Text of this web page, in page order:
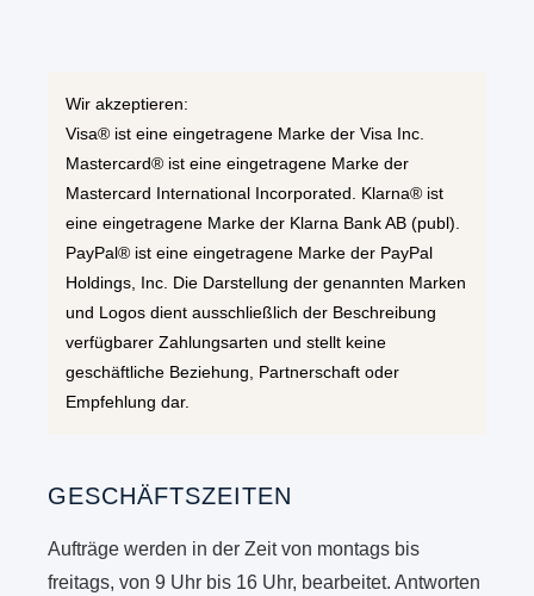
Wir akzeptieren:
Visa® ist eine eingetragene Marke der Visa Inc.
Mastercard® ist eine eingetragene Marke der
Mastercard International Incorporated. Klarna® ist
eine eingetragene Marke der Klarna Bank AB (publ).
PayPal® ist eine eingetragene Marke der PayPal
Holdings, Inc. Die Darstellung der genannten Marken
und Logos dient ausschließlich der Beschreibung
verfügbarer Zahlungsarten und stellt keine
geschäftliche Beziehung, Partnerschaft oder
Empfehlung dar.
GESCHÄFTSZEITEN
Aufträge werden in der Zeit von montags bis
freitags, von 9 Uhr bis 16 Uhr, bearbeitet. Antworten